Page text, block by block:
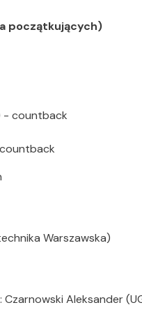
początkujących)
- countback
Warszawska)
Aleksander